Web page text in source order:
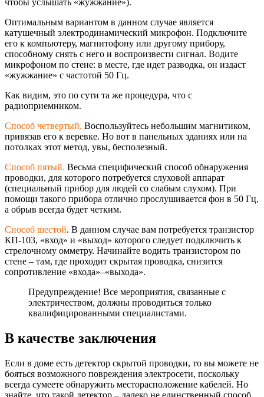
чтобы услышать «жужжание»).
Оптимальным вариантом в данном случае является
катушечный электродинамический микрофон. Подключите
его к компьютеру, магнитофону или другому прибору,
способному снять с него и воспроизвести сигнал. Водите
микрофоном по стене: в месте, где идет разводка, он издаст
«жужжание» с частотой 50 Гц.
Как видим, это по сути та же процедура, что с
радиоприемником.
Способ четвертый. Воспользуйтесь небольшим магнитиком,
привязав его к веревке. Но вот в панельных зданиях или на
потолках этот метод, увы, бесполезный.
Способ пятый. Весьма специфический способ обнаружения
проводки, для которого потребуется слуховой аппарат
(специальный прибор для людей со слабым слухом). При
помощи такого прибора отлично прослушивается фон в 50 Гц,
а обрыв всегда будет четким.
Способ шестой. В данном случае вам потребуется транзистор
КП-103, «вход» и «выход» которого следует подключить к
стрелочному омметру. Начинайте водить транзистором по
стене – там, где проходит скрытая проводка, снизится
сопротивление «входа»–«выхода».
Предупреждение! Все мероприятия, связанные с
электричеством, должны проводиться только
квалифицированными специалистами.
В качестве заключения
Если в доме есть детектор скрытой проводки, то вы можете не
бояться возможного повреждения электросети, поскольку
всегда сумеете обнаружить месторасположение кабелей. Но
знайте, что такой детектор – далеко не единственный способ